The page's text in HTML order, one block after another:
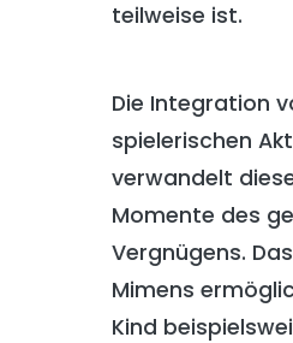
teilweise ist.
Die Integration
spielerischen
verwandelt
Momente des
Vergnügens.
Mimens
Kind